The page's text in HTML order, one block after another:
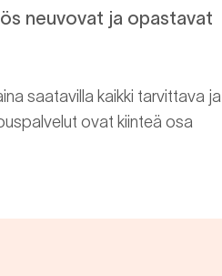
neuvovat ja opastavat
saatavilla kaikki tarvittava ja
ovat kiinteä osa